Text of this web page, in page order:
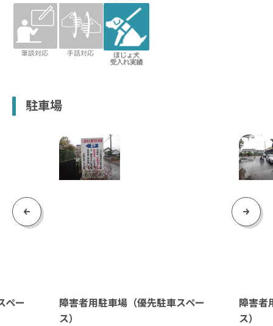
筆談対応 手話対応 補助犬受
入実績
駐車場
Previous
ペー
障害者用駐車場（優先駐車スペー
ス）
障害者
ス）
Next